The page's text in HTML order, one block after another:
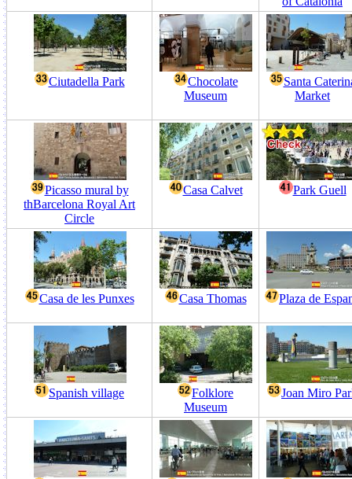
Ciutadella Park
Chocolate
Museum
Santa
Market
Picasso mural by
thBarcelona Royal Art
Circle
Casa Calvet Park Guell
Casa de les Punxes Casa Thomas Plaza de
Spanish village
Folklore
Museum
Joan Miro